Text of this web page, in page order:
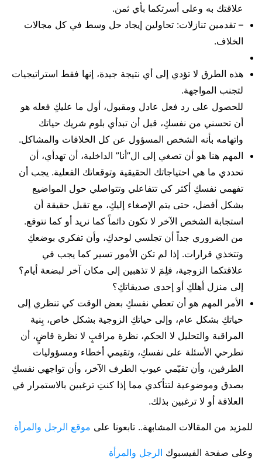
علاقتك به وعلى أسرتكما بأي ثمن.
– تقدمين تنازلات: تحاولين إيجاد حل وسط في كل مجالات
الخلاف.
هذه الطرق لا تؤدي إلى أي نتيجة جيدة، إنها فقط استراتيجيات
لتجنب المواجهة.
للحصول على رد فعل عادل ومقبول، أول ما عليكِ فعله هو
أن تحسني من نفسكِ، قبل أن تبدأي بلوم شريك حياتك
واتهامه بأنه الشخص المسؤول عن كل الخلافات والمشاكل.
المهم هنا هو أن تصغي إلى ال”أنا” الداخلية، أن تهدأي، أن
تحددي ما هي احتياجاتك الحقيقية وتوقعاتك الفعلية. يجب أن
تفهمي نفسكِ أكثر كي تتفاعلي وتتواصلي حول المواضيع
بشكل أفضل، حتى يتم الإصغاء إليكِ، مع تقبل حقيقة أن
استجابة الشخص الآخر لا تكون دائماً كما نريد أو كما نتوقع.
من الضروري جداً أن تجلسي لوحدكِ، وأن تفكري بوضعكِ
وتتخذي قرارات. إذا لم تكن الأمور تسير كما يجب في
علاقتكما الزوجية، فلِمَ لا تذهبين إلى مكان آخر لبضعة أيام؟
إلى منزل أهلكِ أو إحدى صديقاتكِ؟
الأمر المهم هو أن تعطي نفسكِ بعض الوقت كي تنظري إلى
حياتكِ بشكل عام، وإلى حياتكِ الزوجية بشكل خاص، بِنية
المراقبة والتحليل لا الحكم، نظرة مراقبٍ لا نظرة قاضٍ، أن
تطرحي الأسئلة على نفسكِ، وتقيمي أخطاء ومسؤوليات
الطرفين، وأن تقيّمي عيوب الطرف الآخر، وأن تواجهي نفسكِ
بصدق وموضوعية لتتأكدي مما إذا كنتِ ترغبين بالاستمرار في
العلاقة أو لا ترغبين بذلك.
للمزيد من المقالات المشابهة.. تابعونا على موقع الرجل والمرأة
وعلى صفحة الفيسبوك الرجل والمرأة